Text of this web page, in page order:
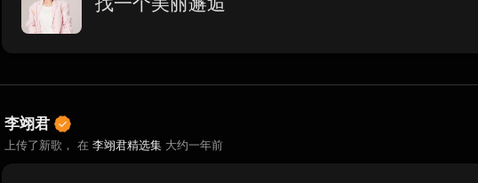
李翊君
上传了新歌， 在 李翊君精选集 大约一年前